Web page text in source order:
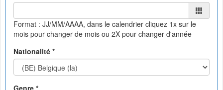
Format : JJ/MM/AAAA, dans le calendrier cliquez 1x sur le
mois pour changer de mois ou 2X pour changer d'année
Nationalité *
Genre *